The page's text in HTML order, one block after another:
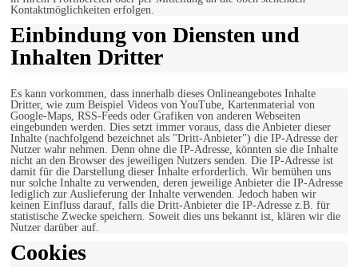
Kontaktmöglichkeiten erfolgen.
Einbindung von Diensten und
Inhalten Dritter
Es kann vorkommen, dass innerhalb dieses Onlineangebotes Inhalte
Dritter, wie zum Beispiel Videos von YouTube, Kartenmaterial von
Google-Maps, RSS-Feeds oder Grafiken von anderen Webseiten
eingebunden werden. Dies setzt immer voraus, dass die Anbieter dieser
Inhalte (nachfolgend bezeichnet als "Dritt-Anbieter") die IP-Adresse der
Nutzer wahr nehmen. Denn ohne die IP-Adresse, könnten sie die Inhalte
nicht an den Browser des jeweiligen Nutzers senden. Die IP-Adresse ist
damit für die Darstellung dieser Inhalte erforderlich. Wir bemühen uns
nur solche Inhalte zu verwenden, deren jeweilige Anbieter die IP-Adresse
lediglich zur Auslieferung der Inhalte verwenden. Jedoch haben wir
keinen Einfluss darauf, falls die Dritt-Anbieter die IP-Adresse z.B. für
statistische Zwecke speichern. Soweit dies uns bekannt ist, klären wir die
Nutzer darüber auf.
Cookies